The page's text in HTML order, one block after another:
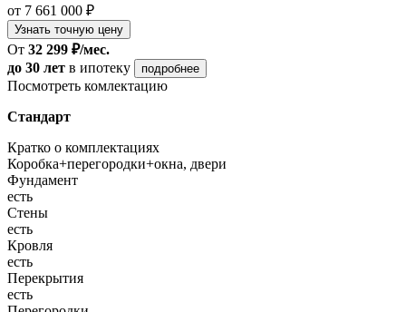
от 7 661 000 ₽
Узнать точную цену
От 32 299 ₽/мес.
до 30 лет в ипотеку подробнее
Посмотреть комлектацию
Стандарт
Кратко о комплектациях
Коробка+перегородки+окна, двери
Фундамент
есть
Стены
есть
Кровля
есть
Перекрытия
есть